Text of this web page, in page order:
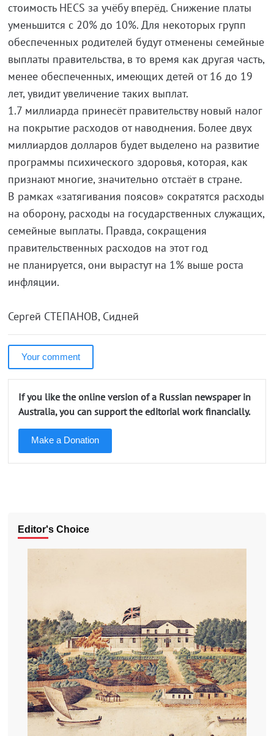
стоимость HECS за учёбу вперёд. Снижение платы
уменьшится с 20% до 10%. Для некоторых групп
обеспеченных родителей будут отменены семейные
выплаты правительства, в то время как другая часть,
менее обеспеченных, имеющих детей от 16 до 19
лет, увидит увеличение таких выплат.
1.7 миллиарда принесёт правительству новый налог
на покрытие расходов от наводнения. Более двух
миллиардов долларов будет выделено на развитие
программы психического здоровья, которая, как
признают многие, значительно отстаёт в стране.
В рамках «затягивания поясов» сократятся расходы
на оборону, расходы на государственных служащих,
семейные выплаты. Правда, сокращения
правительственных расходов на этот год
не планируется, они вырастут на 1% выше роста
инфляции.
Сергей СТЕПАНОВ, Сидней
Your comment
If you like the online version of a Russian newspaper in
Australia, you can support the editorial work financially.
Make a Donation
Editor's Choice